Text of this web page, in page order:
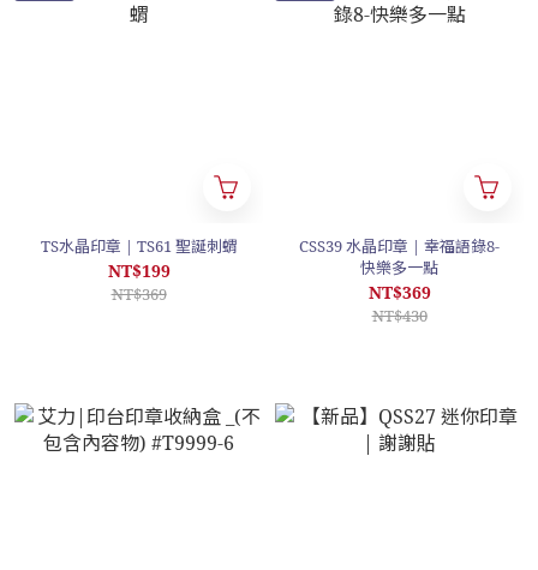
TS水晶印章 | TS61 聖誕刺蝟
NT$199
NT$369
CSS39 水晶印章 | 幸福語錄8-
快樂多一點
NT$369
NT$430